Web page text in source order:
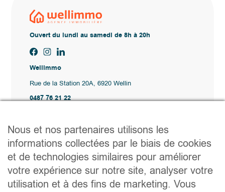
Ouvert du lundi au samedi de 8h à 20h
Wellimmo
Rue de la Station 20A, 6920 Wellin
0487 76 21 22
Acheter
Louer
Vendre
Contact
Liens utiles
Nous et nos partenaires utilisons les
informations collectées par le biais de cookies
et de technologies similaires pour améliorer
votre expérience sur notre site, analyser votre
utilisation et à des fins de marketing. Vous